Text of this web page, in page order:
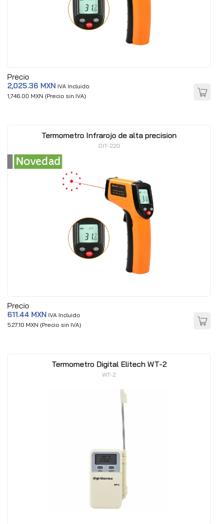
Precio
2,025.36 MXN IVA Incluido
1,746.00 MXN (Precio sin IVA)
Termometro Infrarojo de alta precision
DIT-220
Precio
611.44 MXN IVA Incluido
527.10 MXN (Precio sin IVA)
Termometro Digital Elitech WT-2
WT-2